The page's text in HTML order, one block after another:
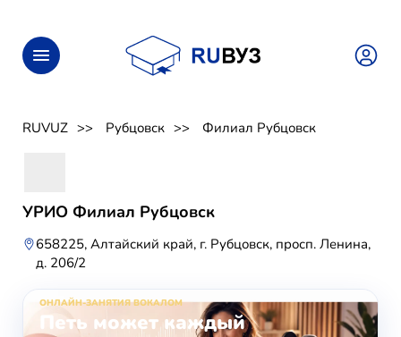
RUVUZ Рубцовск Филиал Рубцовск
УРИО Филиал Рубцовск
658225, Алтайский край, г. Рубцовск, просп. Ленина,
д. 206/2
ОНЛАЙН-ЗАНЯТИЯ ВОКАЛОМ
Петь может каждый